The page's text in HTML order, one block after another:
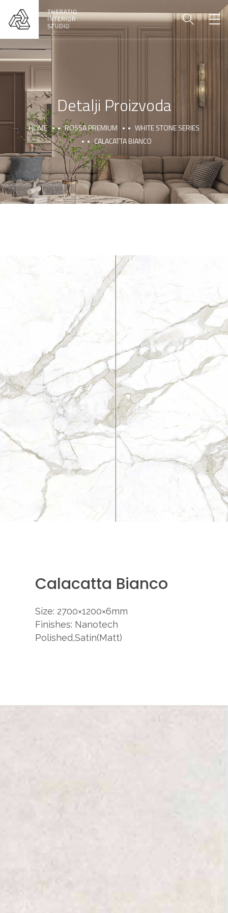
Detalji Proizvoda
HOME ROSSA PREMIUM
WHITE STONE SERIES
CALACATTA BIANCO
Calacatta Bianco
Size: 2700×1200×6mm
Finishes: Nanotech
Polished,Satin(Matt)